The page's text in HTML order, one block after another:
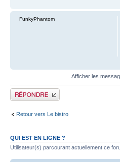
FunkyPhantom
Afficher les
Publier une réponse
Retour vers Le bistro
QUI EST EN LIGNE ?
Utilisateur(s) parcourant actuellement ce